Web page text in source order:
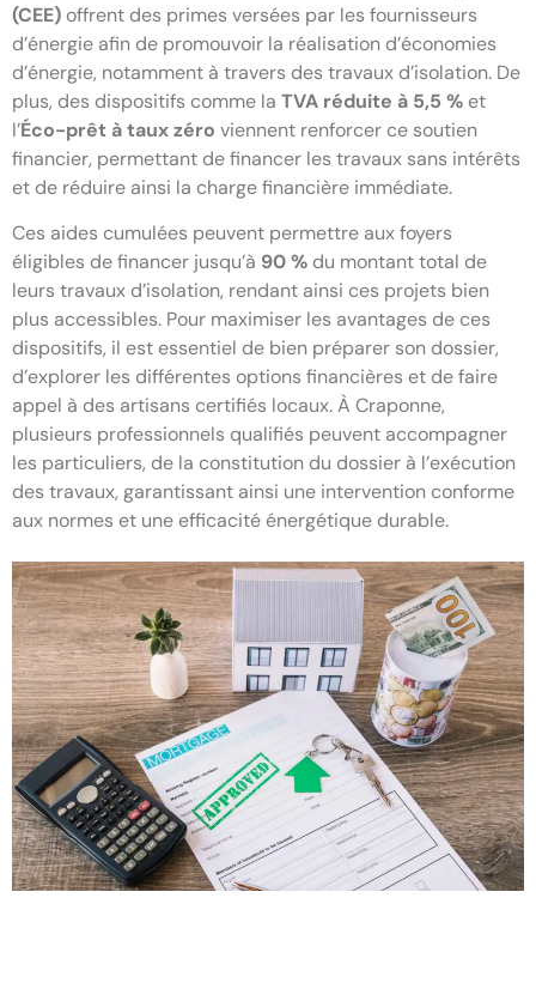
(CEE) offrent des primes versées par les fournisseurs
d’énergie afin de promouvoir la réalisation d’économies
d’énergie, notamment à travers des travaux d’isolation. De
plus, des dispositifs comme la TVA réduite à 5,5 % et
l’Éco-prêt à taux zéro viennent renforcer ce soutien
financier, permettant de financer les travaux sans intérêts
et de réduire ainsi la charge financière immédiate.
Ces aides cumulées peuvent permettre aux foyers
éligibles de financer jusqu’à 90 % du montant total de
leurs travaux d’isolation, rendant ainsi ces projets bien
plus accessibles. Pour maximiser les avantages de ces
dispositifs, il est essentiel de bien préparer son dossier,
d’explorer les différentes options financières et de faire
appel à des artisans certifiés locaux. À Craponne,
plusieurs professionnels qualifiés peuvent accompagner
les particuliers, de la constitution du dossier à l’exécution
des travaux, garantissant ainsi une intervention conforme
aux normes et une efficacité énergétique durable.